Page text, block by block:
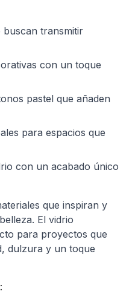
buscan transmitir
con un toque
pastel que añaden
para espacios que
con un acabado único
que inspiran y
El vidrio
para proyectos que
dulzura y un toque